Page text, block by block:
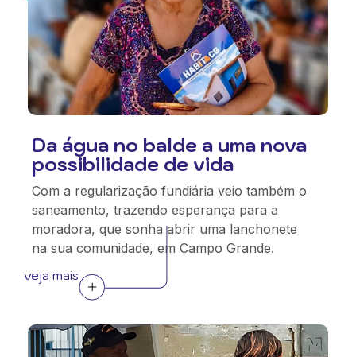
Da água no balde a uma nova
possibilidade de vida
Com a regularização fundiária veio também o
saneamento, trazendo esperança para a
moradora, que sonha abrir uma lanchonete
na sua comunidade, em Campo Grande.
veja mais